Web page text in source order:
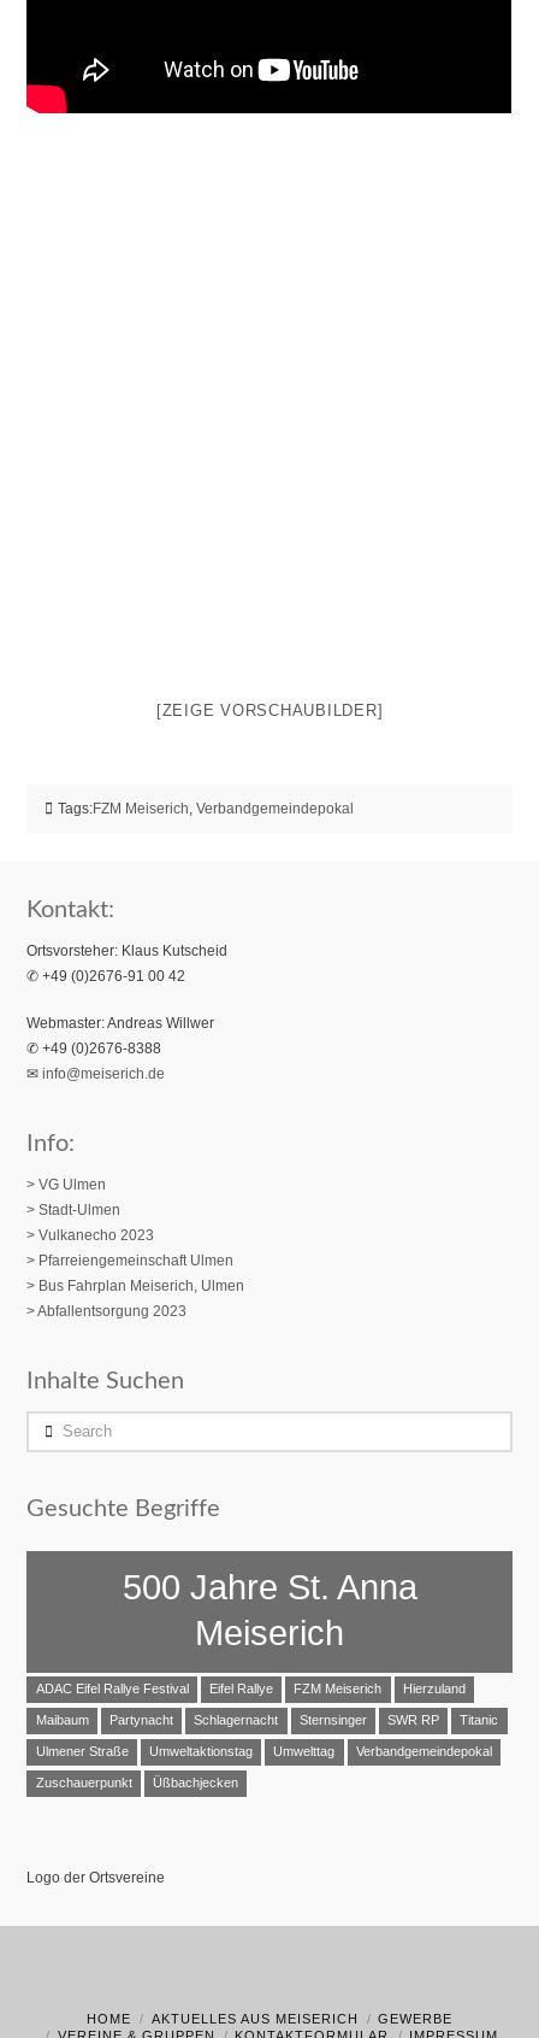
[ZEIGE VORSCHAUBILDER]
Tags:FZM Meiserich, Verbandgemeindepokal
Kontakt:
Ortsvorsteher: Klaus Kutscheid
✆ +49 (0)2676-91 00 42
Webmaster: Andreas Willwer
✆ +49 (0)2676-8388
✉info@meiserich.de
Info:
> VG Ulmen
> Stadt-Ulmen
> Vulkanecho 2023
> Pfarreiengemeinschaft Ulmen
> Bus Fahrplan Meiserich, Ulmen
> Abfallentsorgung 2023
Inhalte Suchen
Search
Gesuchte Begriffe
500 Jahre St. Anna
Meiserich
ADAC Eifel Rallye Festival Eifel Rallye FZM Meiserich Hierzuland
Maibaum Partynacht Schlagernacht Sternsinger SWR RP Titanic
Ulmener Straße Umweltaktionstag Umwelttag Verbandgemeindepokal
Zuschauerpunkt Üßbachjecken
Logo der Ortsvereine
HOME AKTUELLES AUS MEISERICH
GEWERBE